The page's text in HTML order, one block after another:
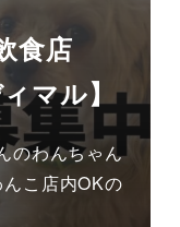
食店
マル】
のわんちゃん
こ店内OKの